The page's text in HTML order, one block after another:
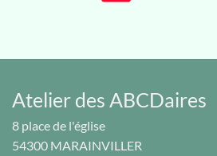
Atelier des ABCDaires
8 place de l'église
54300 MARAINVILLER